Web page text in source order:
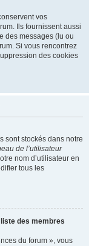
vos
Ils fournissent aussi
des messages (lu ou
Si vous rencontrez
des cookies
sont stockés dans notre
de l’utilisateur
nom d’utilisateur en
tous les
des membres
du forum », vous